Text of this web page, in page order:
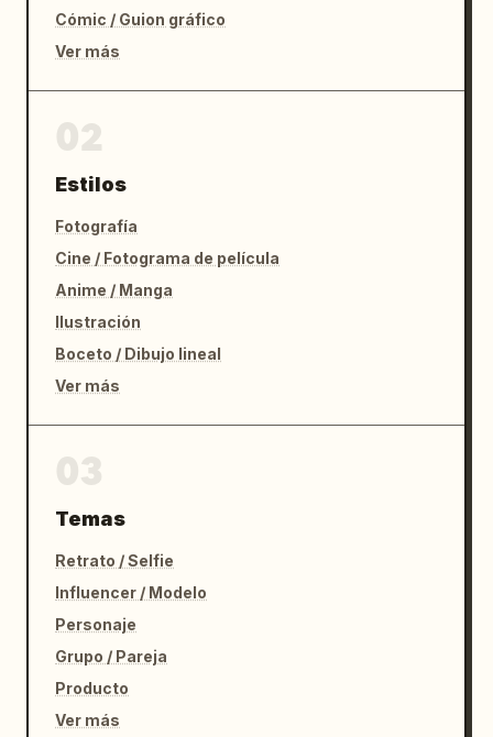
Cómic / Guion gráfico
Ver más
Estilos
Fotografía
Cine / Fotograma de película
Anime / Manga
Ilustración
Boceto / Dibujo lineal
Ver más
Temas
Retrato / Selfie
Influencer / Modelo
Personaje
Grupo / Pareja
Producto
Ver más